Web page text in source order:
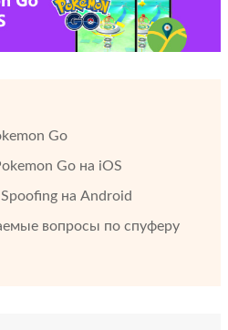
Go
Go на iOS
на Android
вопросы по спуферу